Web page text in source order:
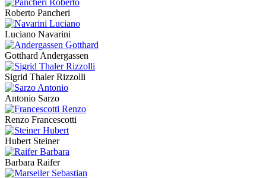
Roberto Pancheri
Luciano Navarini
Gotthard Andergassen
Sigrid Thaler Rizzolli
Antonio Sarzo
Renzo Francescotti
Hubert Steiner
Barbara Raifer